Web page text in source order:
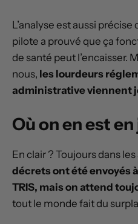
L’analyse est aussi
pilote a prouvé que ça
de santé peut l’encaisser.
nous, les lourdeurs
administrative viennent
Où on en est
En clair ? Toujours dans
décrets ont été envoyés
TRIS, mais on attend
tout le monde fait du